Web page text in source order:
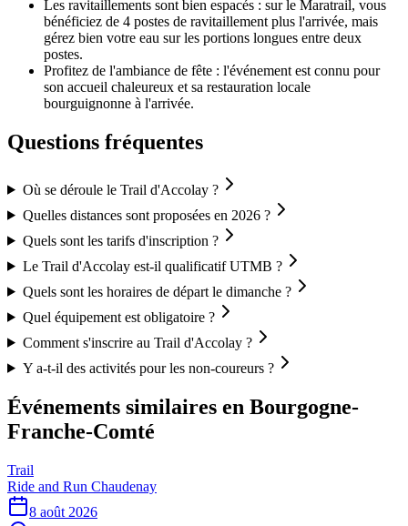
Les ravitaillements sont bien espacés : sur le Maratrail, vous
bénéficiez de 4 postes de ravitaillement plus l'arrivée, mais
gérez bien votre eau sur les portions longues entre deux
postes.
Profitez de l'ambiance de fête : l'événement est connu pour
son accueil chaleureux et sa restauration locale
bourguignonne à l'arrivée.
Questions fréquentes
Où se déroule le Trail d'Accolay ?
Quelles distances sont proposées en 2026 ?
Quels sont les tarifs d'inscription ?
Le Trail d'Accolay est-il qualificatif UTMB ?
Quels sont les horaires de départ le dimanche ?
Quel équipement est obligatoire ?
Comment s'inscrire au Trail d'Accolay ?
Y a-t-il des activités pour les non-coureurs ?
Événements similaires en Bourgogne-
Franche-Comté
Trail
Ride and Run Chaudenay
8 août 2026